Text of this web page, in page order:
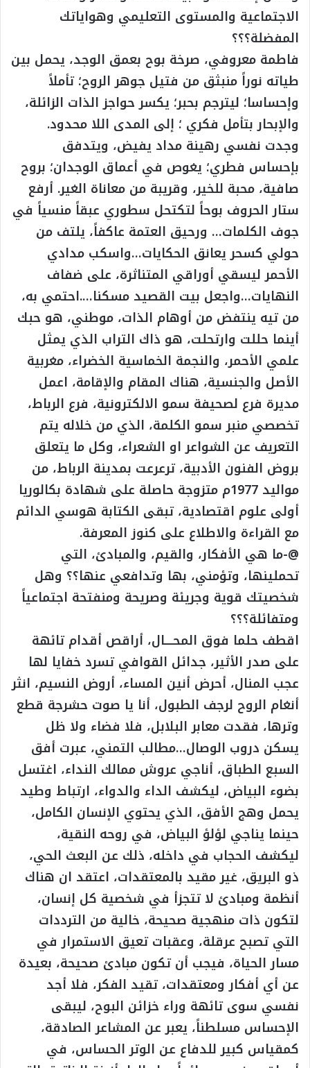
الاجتماعية والمستوى التعليمي وهواياتك
المفضلة؟؟؟
فاطمة معروفي، صرخة بوح بعمق الوجد، يحمل بين
طياته نوراً منبثق من فتيل جوهر الروح؛ تأملاً
وإحساسا؛ ليترجم بحبر؛ يكسر حواجز الذات الزائلة،
والإبحار بتأمل فكري ؛ إلى المدى اللا محدود.
وجدت نفسي رهينة مداد يفيض، ويتدفق
بإحساس فطري؛ يغوص في أعماق الوجدان؛ بروح
صافية، محبة للخير، وقريبة من معاناة الغير. أرفع
ستار الحروف بوحاً لتكتحل سطوري عبقاً منسياً في
جوف الكلمات… ورحيق العتمة عاكفاً، يلتف من
حولي كسحر يعانق الحكايات…واسكب مدادي
الأحمر ليسقي أوراقي المتناثرة، على ضفاف
النهايات…واجعل بيت القصيد مسكنا….احتمي به،
من تيه ينتفض من أوهام الذات، موطني، هو حبك
أينما حللت وارتحلت، هو ذاك التراب الذي يمثل
علمي الأحمر، والنجمة الخماسية الخضراء، مغربية
الأصل والجنسية، هناك المقام والإقامة، اعمل
مديرة فرع لصحيفة سمو الالكترونية، فرع الرباط،
تخصصي منبر سمو الكلمة، الذي من خلاله يتم
التعريف عن الشواعر او الشعراء، وكل ما يتعلق
بروض الفنون الأدبية، ترعرعت بمدينة الرباط، من
مواليد 1977م متزوجة حاصلة على شهادة بكالوريا
أولى علوم اقتصادية، تبقى الكتابة هوسي الدائم
مع القراءة والاطلاع على كنوز المعرفة.
@-ما هي الأفكار، والقيم، والمبادئ، التي
تحملينها، وتؤمني، بها وتدافعي عنها؟؟ وهل
شخصيتك قوية وجريئة وصريحة ومنفتحة اجتماعياً
ومتفائلة؟؟؟
اقطف حلما فوق المحــــال، أراقص أقدام تائهة
على صدر الأثير، جدائل القوافي تسرد خفايا لها
عجب المنال، أحرض أنين المساء، أروض النسيم، انثر
أنغام الروح لرجف الطبول، أنا يا صوت حشرجة قطع
وترها، فقدت معابر البلابل، فلا فضاء ولا ظل
يسكن دروب الوصال…مطالب التمني، عبرت أفق
السبع الطباق، أناجي عروش ممالك النداء، اغتسل
بضوء البياض، ليكشف الداء والدواء، ارتباط وطيد
يحمل وهج الأفق، الذي يحتوي الإنسان الكامل،
حينما يناجي لؤلؤ البياض، في روحه النقية،
ليكشف الحجاب في داخله، ذلك عن البعث الحي،
ذو البريق، غير مقيد بالمعتقدات، اعتقد ان هناك
أنظمة ومبادئ لا تتجزأ في شخصية كل إنسان،
لتكون ذات منهجية صحيحة، خالية من الترددات
التي تصبح عرقلة، وعقبات تعيق الاستمرار في
مسار الحياة، فيجب أن تكون مبادئ صحيحة، بعيدة
عن أي أفكار ومعتقدات، تقيد الفكر، فلا أجد
نفسي سوى تائهة وراء خزائن البوح، ليبقى
الإحساس مسلطناً، يعبر عن المشاعر الصادقة،
كمقياس كبير للدفاع عن الوتر الحساس، في